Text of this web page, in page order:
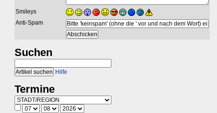
Smileys
Anti-Spam
Suchen
Hilfe
Termine